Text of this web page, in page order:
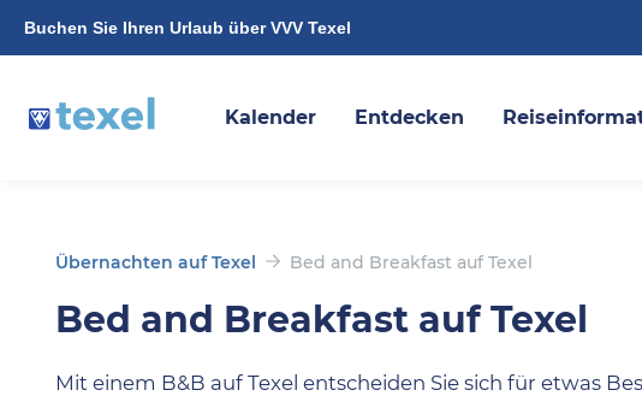
Buchen Sie Ihren Urlaub über VVV Texel
Kalender Entdecken
Übernachten auf Texel Bed and Breakfast auf Texel
Bed and Breakfast auf Texel
Mit einem B&B auf Texel entscheiden Sie sich für etwas